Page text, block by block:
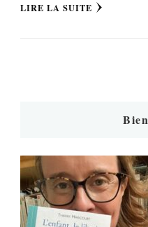
LIRE LA SUITE